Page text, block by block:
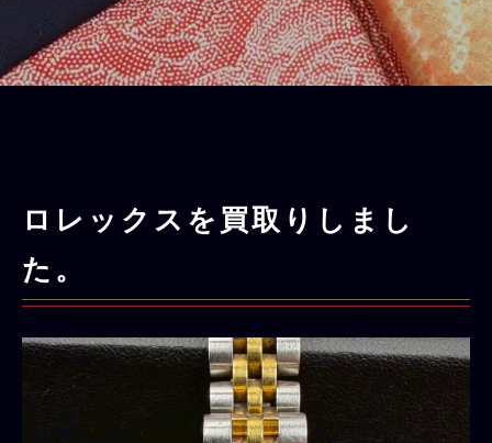
ロレックスを買取りしまし
た。